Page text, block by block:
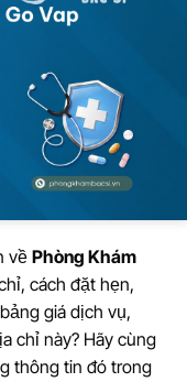
về Phòng Khám
cách đặt hẹn,
giá dịch vụ,
chỉ này? Hãy cùng
thông tin đó trong